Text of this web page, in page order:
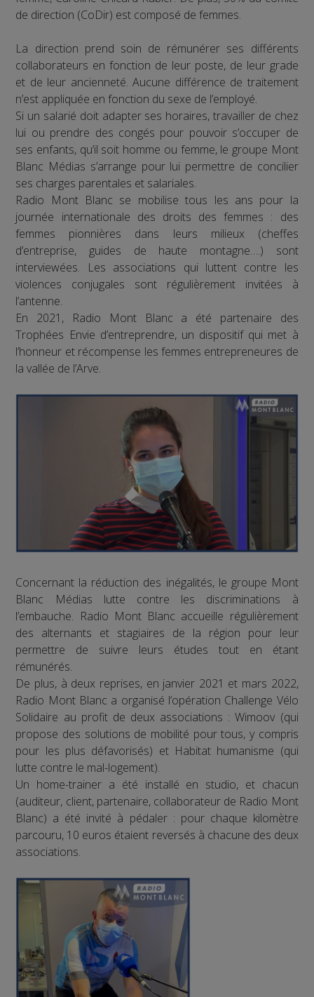
de direction (CoDir) est composé de femmes.
La direction prend soin de rémunérer ses différents
collaborateurs en fonction de leur poste, de leur grade
et de leur ancienneté. Aucune différence de traitement
n’est appliquée en fonction du sexe de l’employé.
Si un salarié doit adapter ses horaires, travailler de chez
lui ou prendre des congés pour pouvoir s’occuper de
ses enfants, qu’il soit homme ou femme, le groupe Mont
Blanc Médias s’arrange pour lui permettre de concilier
ses charges parentales et salariales.
Radio Mont Blanc se mobilise tous les ans pour la
journée internationale des droits des femmes : des
femmes pionnières dans leurs milieux (cheffes
d’entreprise, guides de haute montagne….) sont
interviewées. Les associations qui luttent contre les
violences conjugales sont régulièrement invitées à
l’antenne.
En 2021, Radio Mont Blanc a été partenaire des
Trophées Envie d’entreprendre, un dispositif qui met à
l’honneur et récompense les femmes entrepreneures de
la vallée de l’Arve.
Concernant la réduction des inégalités, le groupe Mont
Blanc Médias lutte contre les discriminations à
l’embauche. Radio Mont Blanc accueille régulièrement
des alternants et stagiaires de la région pour leur
permettre de suivre leurs études tout en étant
rémunérés.
De plus, à deux reprises, en janvier 2021 et mars 2022,
Radio Mont Blanc a organisé l’opération Challenge Vélo
Solidaire au profit de deux associations : Wimoov (qui
propose des solutions de mobilité pour tous, y compris
pour les plus défavorisés) et Habitat humanisme (qui
lutte contre le mal-logement).
Un home-trainer a été installé en studio, et chacun
(auditeur, client, partenaire, collaborateur de Radio Mont
Blanc) a été invité à pédaler : pour chaque kilomètre
parcouru, 10 euros étaient reversés à chacune des deux
associations.